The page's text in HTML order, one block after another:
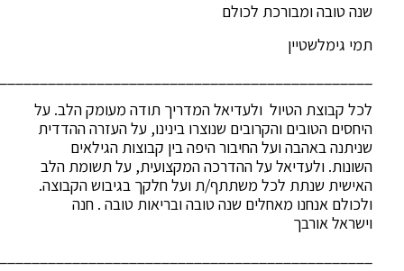
שנה טובה ומבורכת לכולם
תמי גימלשטיין
לכל קבוצת הטיול ולעדיאל המדריך תודה מעומק הלב. על
היחסים הטובים והקרובים שנוצרו בינינו, על העזרה ההדדית
שניתנה באהבה ועל החיבור היפה בין קבוצות הגילאים
השונות. ולעדיאל על ההדרכה המקצועית, על תשומת הלב
האישית שנתת לכל משתתף/ת ועל חלקך בגיבוש הקבוצה.
ולכולם אנחנו מאחלים שנה טובה ובריאות טובה . חנה
וישראל אורבך